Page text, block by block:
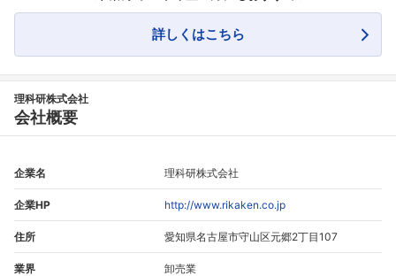
詳しくはこちら
理科研株式会社
会社概要
企業名 理科研株式会社
企業HP http://www.rikaken.co.jp
住所 愛知県名古屋市守山区元郷2丁目107
業界 卸売業